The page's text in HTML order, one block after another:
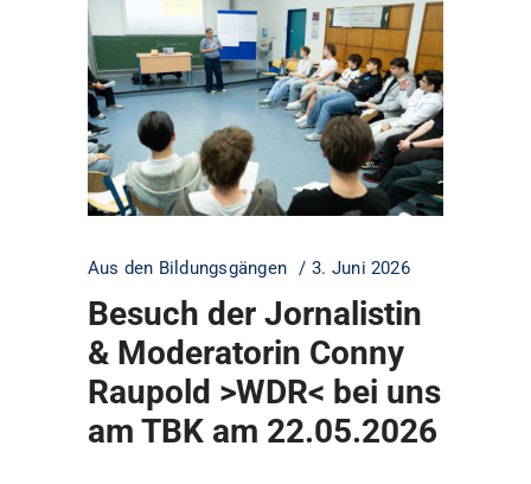
Aus den Bildungsgängen 3. Juni 2026
Besuch der Jornalistin
& Moderatorin Conny
Raupold >WDR< bei uns
am TBK am 22.05.2026